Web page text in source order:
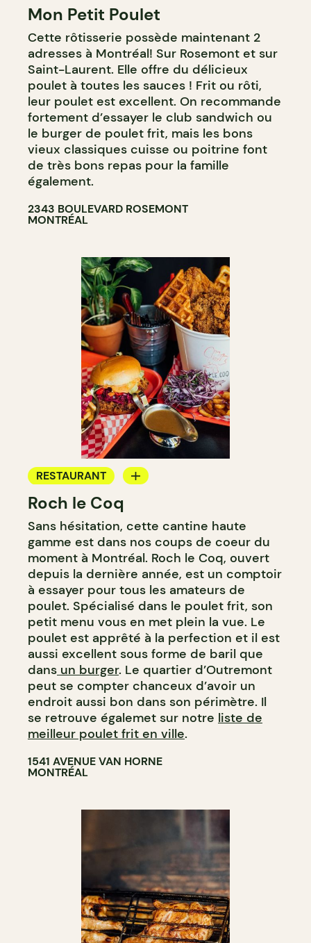
Mon Petit Poulet
Cette rôtisserie possède maintenant 2
adresses à Montréal! Sur Rosemont et sur
Saint-Laurent. Elle offre du délicieux
poulet à toutes les sauces ! Frit ou rôti,
leur poulet est excellent. On recommande
fortement d’essayer le club sandwich ou
le burger de poulet frit, mais les bons
vieux classiques cuisse ou poitrine font
de très bons repas pour la famille
également.
2343 BOULEVARD ROSEMONT
MONTRÉAL
RESTAURANT
COMPTOIR
Roch le Coq
Sans hésitation, cette cantine haute
gamme est dans nos coups de coeur du
moment à Montréal. Roch le Coq, ouvert
depuis la dernière année, est un comptoir
à essayer pour tous les amateurs de
poulet. Spécialisé dans le poulet frit, son
petit menu vous en met plein la vue. Le
poulet est apprêté à la perfection et il est
aussi excellent sous forme de baril que
dans un burger. Le quartier d’Outremont
peut se compter chanceux d’avoir un
endroit aussi bon dans son périmètre. Il
se retrouve égalemet sur notre liste de
meilleur poulet frit en ville.
1541 AVENUE VAN HORNE
MONTRÉAL